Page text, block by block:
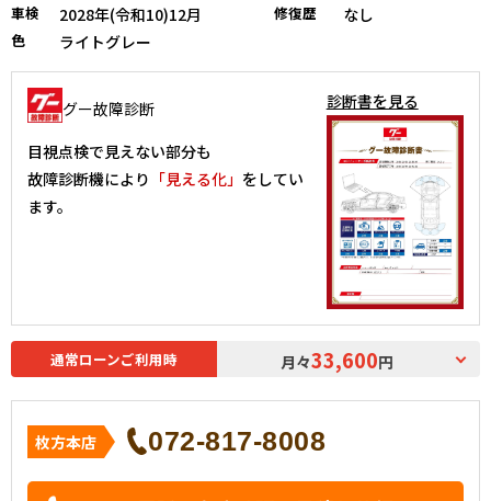
車検 2028年(令和10)12月 修復歴 なし
色 ライトグレー
グー故障診断
目視点検で見えない部分も
故障診断機により 「見える化」 をしてい
ます。
診断書を見る
通常ローンご利用時 月々33,600円
枚方本店 072-817-8008